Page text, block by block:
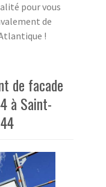
pour vous
de
!
de facade
à Saint-